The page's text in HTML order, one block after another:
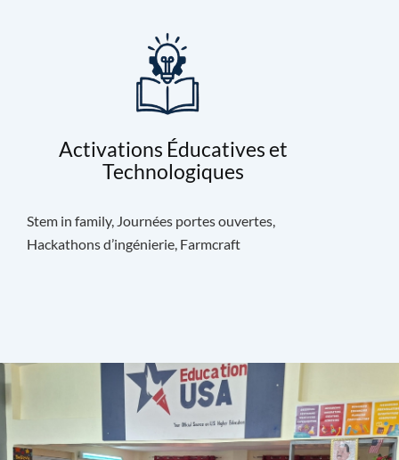
Activations Éducatives et
Technologiques
Stem in family, Journées portes ouvertes,
Hackathons d’ingénierie, Farmcraft